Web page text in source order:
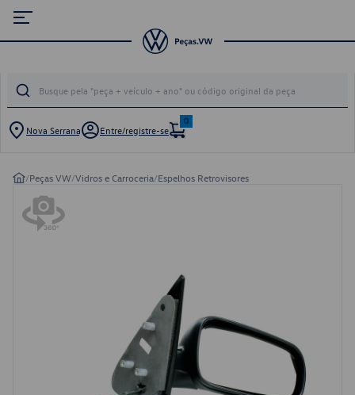
Nova Serrana Entre/registre-se
0
/Peças VW/Vidros e Carroceria/Espelhos Retrovisores